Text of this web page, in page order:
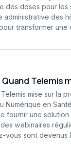
des doses pour les
des
transformer une
Telemis
mise sur la
en
fournir une solution
webinaires
sont devenus